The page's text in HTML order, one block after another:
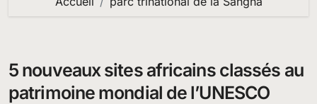
5 nouveaux sites africains classés au
patrimoine mondial de l’UNESCO